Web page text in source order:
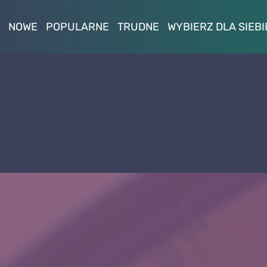
NOWE POPULARNE TRUDNE WYBIERZ DLA